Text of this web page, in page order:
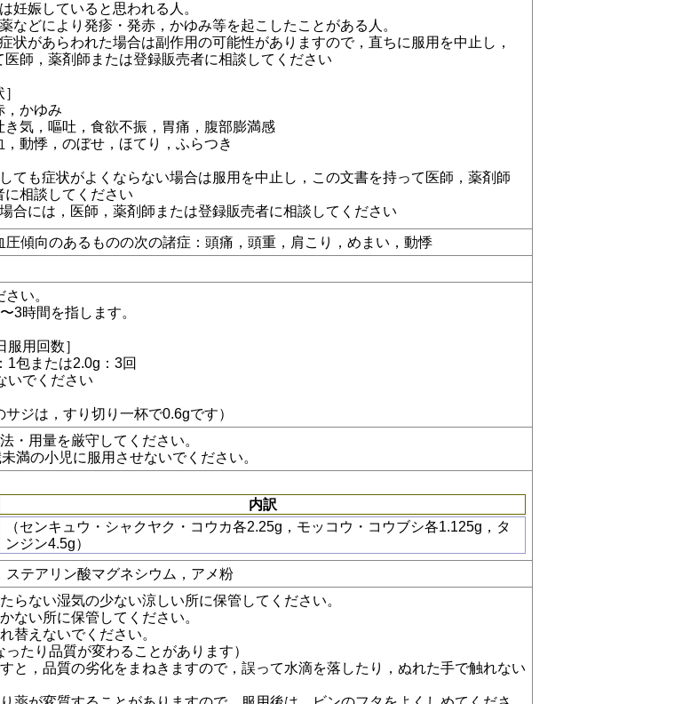
妊娠していると思われる人。
などにより発疹・発赤，かゆみ等を起こしたことがある人。
状があらわれた場合は副作用の可能性がありますので，直ちに服用を中止し，
医師，薬剤師または登録販売者に相談してください
，かゆみ
き気，嘔吐，食欲不振，胃痛，腹部膨満感
，動悸，のぼせ，ほてり，ふらつき
ても症状がよくならない場合は服用を中止し，この文書を持って医師，薬剤師
に相談してください
合には，医師，薬剤師または登録販売者に相談してください
圧傾向のあるものの次の諸症：頭痛，頭重，肩こり，めまい，動悸
い。
時間を指します。
服用回数］
1包または2.0g：3回
いでください
サジは，すり切り一杯で0.6gです）
・用量を厳守してください。
満の小児に服用させないでください。
内訳
（センキュウ・シャクヤク・コウカ各2.25g，モッコウ・コウブシ各1.125g，タ
ンジン4.5g）
ステアリン酸マグネシウム，アメ粉
らない湿気の少ない涼しい所に保管してください。
ない所に保管してください。
替えないでください。
たり品質が変わることがあります）
すと，品質の劣化をまねきますので，誤って水滴を落したり，ぬれた手で触れない